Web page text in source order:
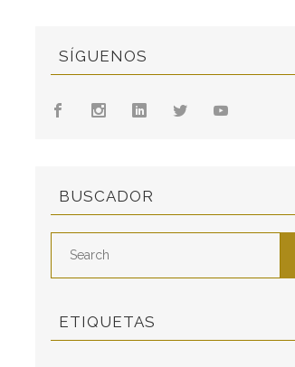
SÍGUENOS
BUSCADOR
ETIQUETAS